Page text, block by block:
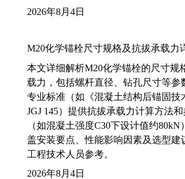
2026年8月4日
M20化学锚栓尺寸规格及抗拔承载力
本文详细解析M20化学锚栓的尺寸规
载力，包括螺杆直径、钻孔尺寸等参
专业标准（如《混凝土结构后锚固技
JGJ 145）提供抗拔承载力计算方法
（如混凝土强度C30下设计值约80kN
盖安装要点、性能影响因素及选型建
工程技术人员参考。
2026年8月4日